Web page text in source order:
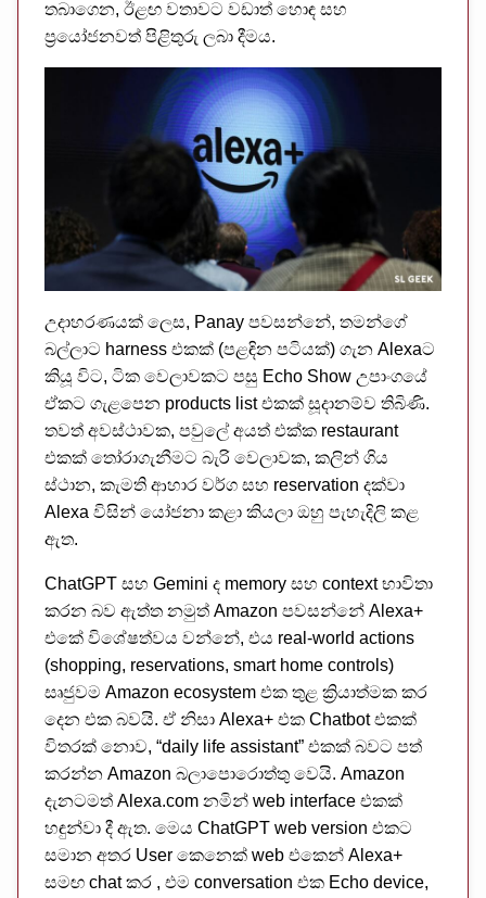
තබාගෙන, ඊළඟ වතාවට වඩාත් හොඳ සහ
ප්‍රයෝජනවත් පිළිතුරු ලබා දීමය.
උදාහරණයක් ලෙස, Panay පවසන්නේ, තමන්ගේ
බල්ලාට harness එකක් (පළඳින පටියක්) ගැන Alexaට
කියූ විට, ටික වෙලාවකට පසු Echo Show උපාංගයේ
ඒකට ගැළපෙන products list එකක් සූදානම්ව තිබිණි.
තවත් අවස්ථාවක, පවුලේ අයත් එක්ක restaurant
එකක් තෝරාගැනීමට බැරි වෙලාවක, කලින් ගිය
ස්ථාන, කැමති ආහාර වර්ග සහ reservation දක්වා
Alexa විසින් යෝජනා කළා කියලා ඔහු පැහැදිලි කළ
ඇත.
ChatGPT සහ Gemini ද memory සහ context භාවිතා
කරන බව ඇත්ත නමුත් Amazon පවසන්නේ Alexa+
එකේ විශේෂත්වය වන්නේ, එය real-world actions
(shopping, reservations, smart home controls)
සෘජුවම Amazon ecosystem එක තුළ ක්‍රියාත්මක කර
දෙන එක බවයි. ඒ නිසා Alexa+ එක Chatbot එකක්
විතරක් නොව, “daily life assistant” එකක් බවට පත්
කරන්න Amazon බලාපොරොත්තු වෙයි. Amazon
දැනටමත් Alexa.com නමින් web interface එකක්
හඳුන්වා දී ඇත. මෙය ChatGPT web version එකට
සමාන අතර User කෙනෙක් web එකෙන් Alexa+
සමඟ chat කර , එම conversation එක Echo device,